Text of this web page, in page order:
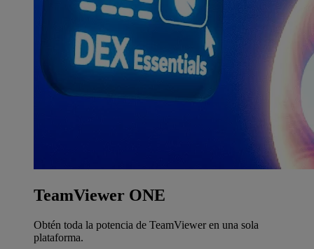
TeamViewer ONE
Obtén toda la potencia de TeamViewer en una sola
plataforma.